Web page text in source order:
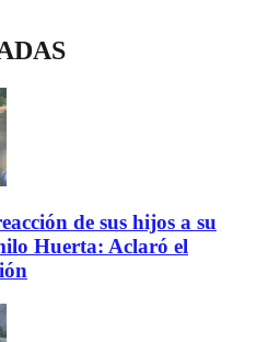
de sus hijos a su
Huerta: Aclaró el